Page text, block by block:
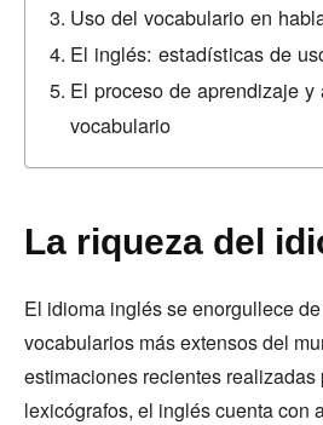
Uso del vocabulario en
El inglés: estadísticas de
El proceso de aprendizaje
vocabulario
La riqueza del
El idioma inglés se enorgullece
vocabularios más extensos del
estimaciones recientes realizadas
lexicógrafos, el inglés cuenta con